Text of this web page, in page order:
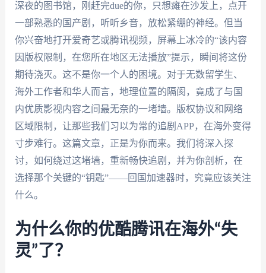
深夜的图书馆，刚赶完due的你，只想瘫在沙发上，点开
一部熟悉的国产剧，听听乡音，放松紧绷的神经。但当
你兴奋地打开爱奇艺或腾讯视频，屏幕上冰冷的“该内容
因版权限制，在您所在地区无法播放”提示，瞬间将这份
期待浇灭。这不是你一个人的困境。对于无数留学生、
海外工作者和华人而言，地理位置的隔阂，竟成了与国
内优质影视内容之间最无奈的一堵墙。版权协议和网络
区域限制，让那些我们习以为常的追剧APP，在海外变得
寸步难行。这篇文章，正是为你而来。我们将深入探
讨，如何绕过这堵墙，重新畅快追剧，并为你剖析，在
选择那个关键的“钥匙”——回国加速器时，究竟应该关注
什么。
为什么你的优酷腾讯在海外“失
灵”了？